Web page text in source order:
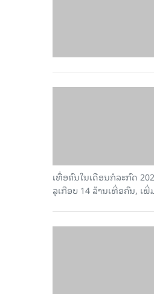
ເທື່ອ​ຄົນ​ໃນ​ເດືອນ​ກໍ​ລະ​ກົດ
ລຸ​ເກືອບ 14 ລ້ານ​ເທື່ອ​ຄົນ, ເ